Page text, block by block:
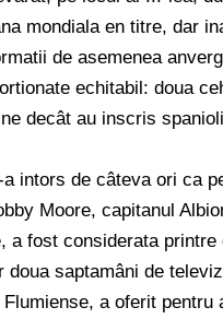
mondiala en titre, dar
de asemenea
echitabil: doua
decât au inscris
intors de câteva ori ca
Moore, capitanul
fost considerata
saptamâni de
a oferit pentru